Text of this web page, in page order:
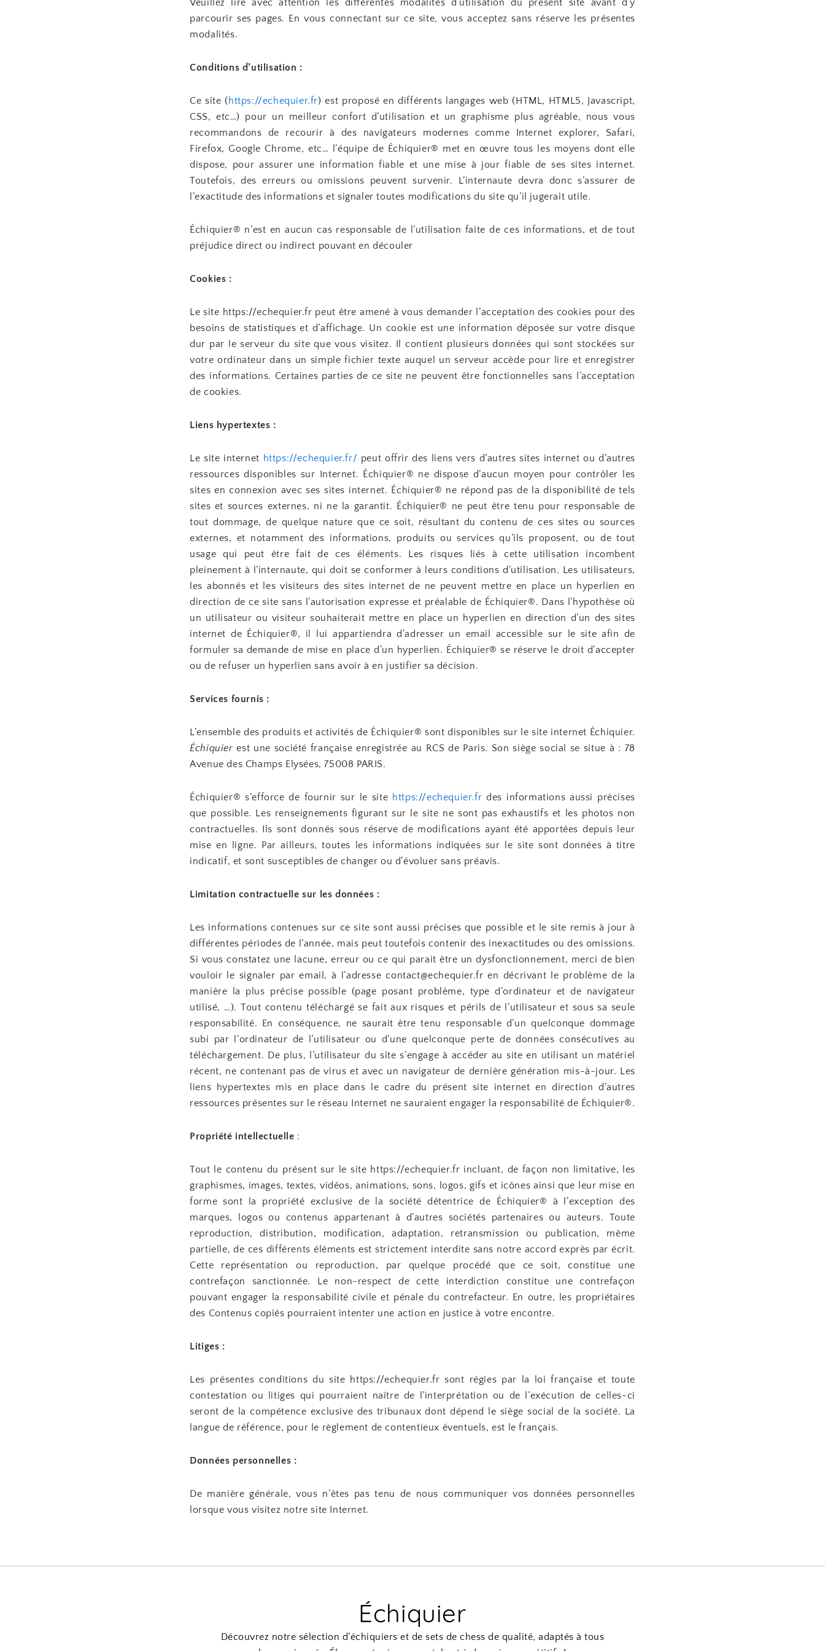
Veuillez lire avec attention les différentes modalités d’utilisation du présent site avant d’y
parcourir ses pages. En vous connectant sur ce site, vous acceptez sans réserve les présentes
modalités.
Conditions d’utilisation :
Ce site (https://echequier.fr) est proposé en différents langages web (HTML, HTML5, Javascript,
CSS, etc…) pour un meilleur confort d’utilisation et un graphisme plus agréable, nous vous
recommandons de recourir à des navigateurs modernes comme Internet explorer, Safari,
Firefox, Google Chrome, etc… l’équipe de Échiquier® met en œuvre tous les moyens dont elle
dispose, pour assurer une information fiable et une mise à jour fiable de ses sites internet.
Toutefois, des erreurs ou omissions peuvent survenir. L’internaute devra donc s’assurer de
l’exactitude des informations et signaler toutes modifications du site qu’il jugerait utile.
Échiquier® n’est en aucun cas responsable de l’utilisation faite de ces informations, et de tout
préjudice direct ou indirect pouvant en découler
Cookies :
Le site https://echequier.fr peut être amené à vous demander l’acceptation des cookies pour des
besoins de statistiques et d’affichage. Un cookie est une information déposée sur votre disque
dur par le serveur du site que vous visitez. Il contient plusieurs données qui sont stockées sur
votre ordinateur dans un simple fichier texte auquel un serveur accède pour lire et enregistrer
des informations. Certaines parties de ce site ne peuvent être fonctionnelles sans l’acceptation
de cookies.
Liens hypertextes :
Le site internet https://echequier.fr/ peut offrir des liens vers d’autres sites internet ou d’autres
ressources disponibles sur Internet. Échiquier® ne dispose d’aucun moyen pour contrôler les
sites en connexion avec ses sites internet. Échiquier® ne répond pas de la disponibilité de tels
sites et sources externes, ni ne la garantit. Échiquier® ne peut être tenu pour responsable de
tout dommage, de quelque nature que ce soit, résultant du contenu de ces sites ou sources
externes, et notamment des informations, produits ou services qu’ils proposent, ou de tout
usage qui peut être fait de ces éléments. Les risques liés à cette utilisation incombent
pleinement à l’internaute, qui doit se conformer à leurs conditions d’utilisation. Les utilisateurs,
les abonnés et les visiteurs des sites internet de ne peuvent mettre en place un hyperlien en
direction de ce site sans l’autorisation expresse et préalable de Échiquier®. Dans l’hypothèse où
un utilisateur ou visiteur souhaiterait mettre en place un hyperlien en direction d’un des sites
internet de Échiquier®, il lui appartiendra d’adresser un email accessible sur le site afin de
formuler sa demande de mise en place d’un hyperlien. Échiquier® se réserve le droit d’accepter
ou de refuser un hyperlien sans avoir à en justifier sa décision.
Services fournis :
L’ensemble des produits et activités de Échiquier® sont disponibles sur le site internet Échiquier.
Échiquier est une société française enregistrée au RCS de Paris. Son siège social se situe à : 78
Avenue des Champs Elysées, 75008 PARIS.
Échiquier® s’efforce de fournir sur le site https://echequier.fr des informations aussi précises
que possible. Les renseignements figurant sur le site ne sont pas exhaustifs et les photos non
contractuelles. Ils sont donnés sous réserve de modifications ayant été apportées depuis leur
mise en ligne. Par ailleurs, toutes les informations indiquées sur le site sont données à titre
indicatif, et sont susceptibles de changer ou d’évoluer sans préavis.
Limitation contractuelle sur les données :
Les informations contenues sur ce site sont aussi précises que possible et le site remis à jour à
différentes périodes de l’année, mais peut toutefois contenir des inexactitudes ou des omissions.
Si vous constatez une lacune, erreur ou ce qui parait être un dysfonctionnement, merci de bien
vouloir le signaler par email, à l’adresse contact@echequier.fr en décrivant le problème de la
manière la plus précise possible (page posant problème, type d’ordinateur et de navigateur
utilisé, …). Tout contenu téléchargé se fait aux risques et périls de l’utilisateur et sous sa seule
responsabilité. En conséquence, ne saurait être tenu responsable d’un quelconque dommage
subi par l’ordinateur de l’utilisateur ou d’une quelconque perte de données consécutives au
téléchargement. De plus, l’utilisateur du site s’engage à accéder au site en utilisant un matériel
récent, ne contenant pas de virus et avec un navigateur de dernière génération mis-à-jour. Les
liens hypertextes mis en place dans le cadre du présent site internet en direction d’autres
ressources présentes sur le réseau Internet ne sauraient engager la responsabilité de Échiquier®.
Propriété intellectuelle :
Tout le contenu du présent sur le site https://echequier.fr incluant, de façon non limitative, les
graphismes, images, textes, vidéos, animations, sons, logos, gifs et icônes ainsi que leur mise en
forme sont la propriété exclusive de la société détentrice de Échiquier® à l’exception des
marques, logos ou contenus appartenant à d’autres sociétés partenaires ou auteurs. Toute
reproduction, distribution, modification, adaptation, retransmission ou publication, même
partielle, de ces différents éléments est strictement interdite sans notre accord exprès par écrit.
Cette représentation ou reproduction, par quelque procédé que ce soit, constitue une
contrefaçon sanctionnée. Le non-respect de cette interdiction constitue une contrefaçon
pouvant engager la responsabilité civile et pénale du contrefacteur. En outre, les propriétaires
des Contenus copiés pourraient intenter une action en justice à votre encontre.
Litiges :
Les présentes conditions du site https://echequier.fr sont régies par la loi française et toute
contestation ou litiges qui pourraient naître de l’interprétation ou de l’exécution de celles-ci
seront de la compétence exclusive des tribunaux dont dépend le siège social de la société. La
langue de référence, pour le règlement de contentieux éventuels, est le français.
Données personnelles :
De manière générale, vous n’êtes pas tenu de nous communiquer vos données personnelles
lorsque vous visitez notre site Internet.
Échiquier
Découvrez notre sélection d’échiquiers et de sets de chess de qualité, adaptés à tous